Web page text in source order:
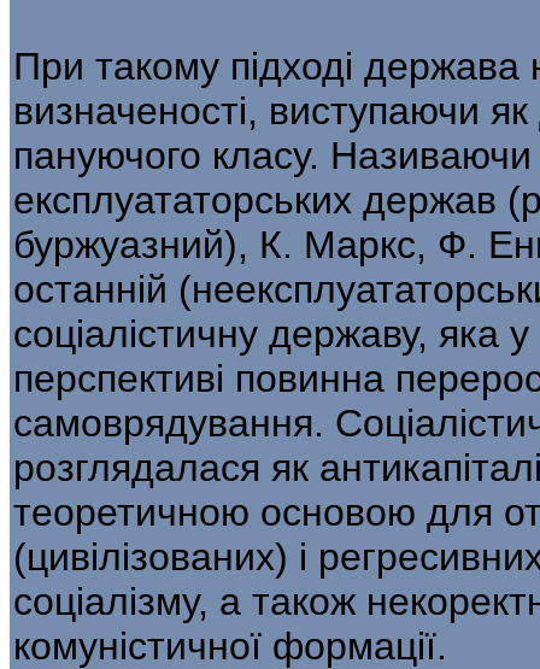
При такому підході держава
визначеності, виступаючи
пануючого класу. Називаючи
експлуататорських держав
буржуазний), К. Маркс, Ф.
останній
соціалістичну державу, яка
перспективі повинна
самоврядування.
розглядалася як
теоретичною основою для
(цивілізованих) і
соціалізму, а також
комуністичної формації.